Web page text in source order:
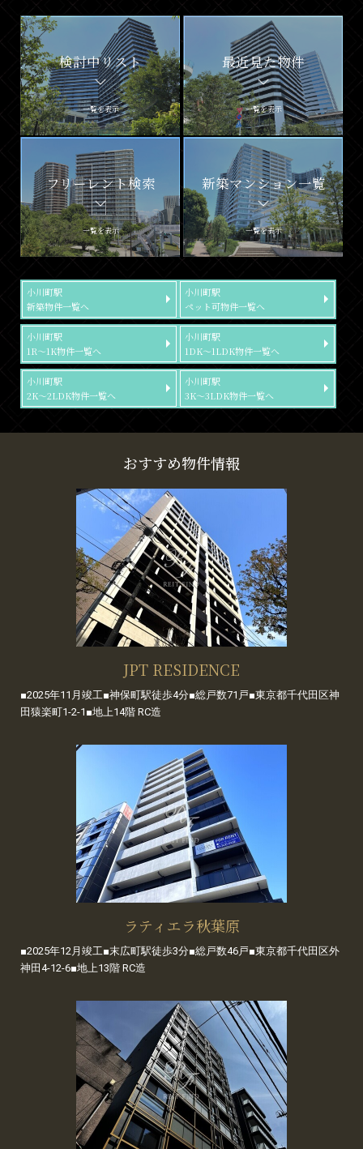
検討中リスト
一覧を表示
最近見た物件
一覧を表示
フリーレント検索
一覧を表示
新築マンション一覧
一覧を表示
小川町駅
新築物件一覧へ
小川町駅
ペット可物件一覧へ
小川町駅
1R～1K物件一覧へ
小川町駅
1DK～1LDK物件一覧へ
小川町駅
2K～2LDK物件一覧へ
小川町駅
3K～3LDK物件一覧へ
おすすめ物件情報
JPT RESIDENCE
■2025年11月竣工■神保町駅徒歩4分■総戸数71戸■東京都千代田区神
田猿楽町1-2-1■地上14階 RC造
ラティエラ秋葉原
■2025年12月竣工■末広町駅徒歩3分■総戸数46戸■東京都千代田区外
神田4-12-6■地上13階 RC造